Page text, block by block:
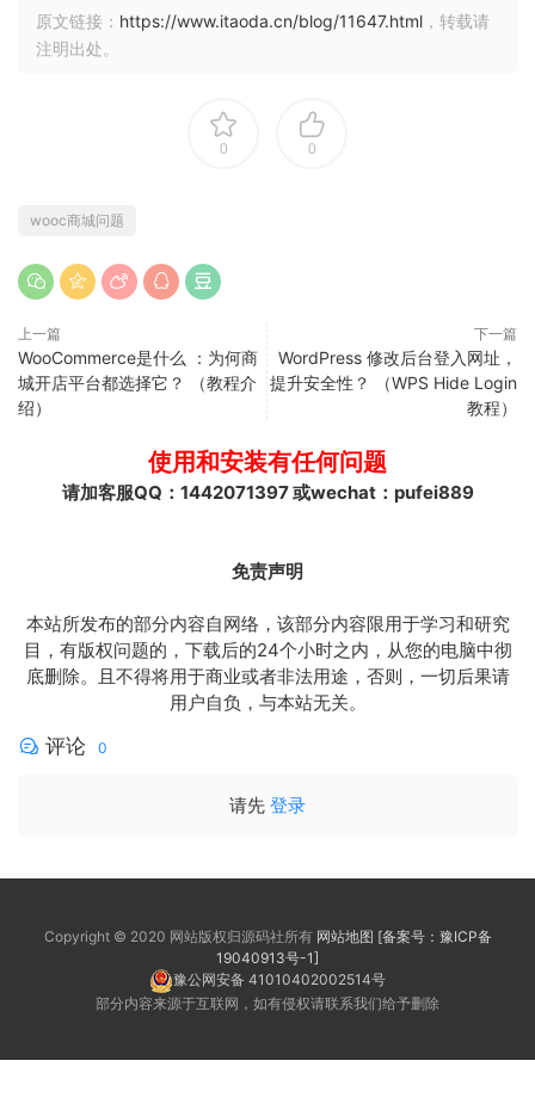
原文链接： https://www.itaoda.cn/blog/11647.html ，转载请
注明出处。
0 0
wooc商城问题
上一篇
WooCommerce是什么 ：为何商
城开店平台都选择它？ （教程介
绍）
下一篇
WordPress 修改后台登入网址，
提升安全性？ （WPS Hide Login
教程）
使用和安装有任何问题
请加客服QQ：1442071397 或wechat：pufei889
免责声明
本站所发布的部分内容自网络，该部分内容限用于学习和研究
目，有版权问题的，下载后的24个小时之内，从您的电脑中彻
底删除。且不得将用于商业或者非法用途，否则，一切后果请
用户自负，与本站无关。
评论 0
请先 登录
Copyright © 2020 网站版权归源码社所有 网站地图 [备案号：豫ICP备
19040913号-1]
豫公网安备 41010402002514号
部分内容来源于互联网，如有侵权请联系我们给予删除